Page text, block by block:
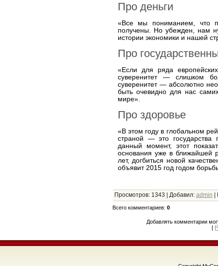
Про деньги
«Все мы пониманием, что
получены. Но убежден, нам
истории экономики и нашей
Про
«Если для ряда
суверенитет — слишком
суверенитет — абсолютно
быть очевидно для нас
мире».
Про здоровье
«В этом году в глобальном
страной — это государства
данный момент, этот
основания уже в ближайшей
лет, догбиться новой
объявит 2015 год годом
Просмотров: 1343 | Добавил: admin |
Всего комментариев: 0
Добавлять комментарии
[